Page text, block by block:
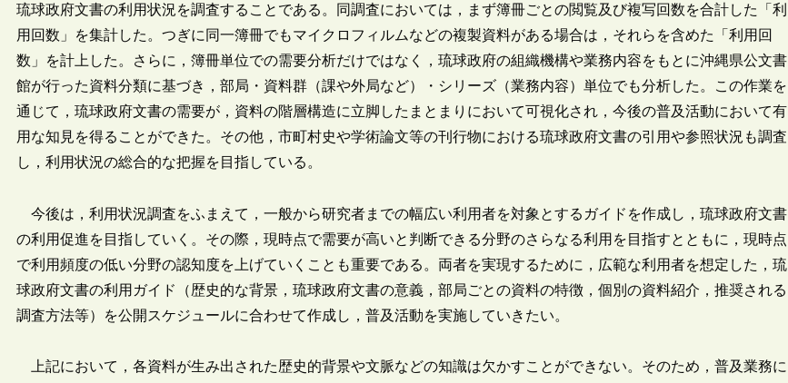
琉球政府文書の利用状況を調査することである。同調査においては，まず簿冊ごとの閲覧及び複写回数を合計した「利
用回数」を集計した。つぎに同一簿冊でもマイクロフィルムなどの複製資料がある場合は，それらを含めた「利用回
数」を計上した。さらに，簿冊単位での需要分析だけではなく，琉球政府の組織機構や業務内容をもとに沖縄県公文書
館が行った資料分類に基づき，部局・資料群（課や外局など）・シリーズ（業務内容）単位でも分析した。この作業を
通じて，琉球政府文書の需要が，資料の階層構造に立脚したまとまりにおいて可視化され，今後の普及活動において有
用な知見を得ることができた。その他，市町村史や学術論文等の刊行物における琉球政府文書の引用や参照状況も調査
し，利用状況の総合的な把握を目指している。
今後は，利用状況調査をふまえて，一般から研究者までの幅広い利用者を対象とするガイドを作成し，琉球政府文書
の利用促進を目指していく。その際，現時点で需要が高いと判断できる分野のさらなる利用を目指すとともに，現時点
で利用頻度の低い分野の認知度を上げていくことも重要である。両者を実現するために，広範な利用者を想定した，琉
球政府文書の利用ガイド（歴史的な背景，琉球政府文書の意義，部局ごとの資料の特徴，個別の資料紹介，推奨される
調査方法等）を公開スケジュールに合わせて作成し，普及活動を実施していきたい。
上記において，各資料が生み出された歴史的背景や文脈などの知識は欠かすことができない。そのため，普及業務に